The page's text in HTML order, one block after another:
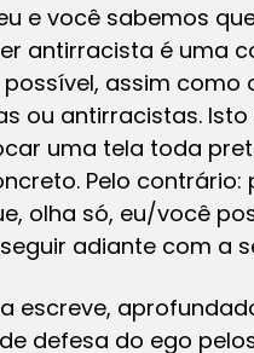
e você sabemos
antirracista é uma
assim como
ou antirracistas.
uma tela toda
Pelo
olha só, eu/você
adiante com a
escreve,
defesa do ego